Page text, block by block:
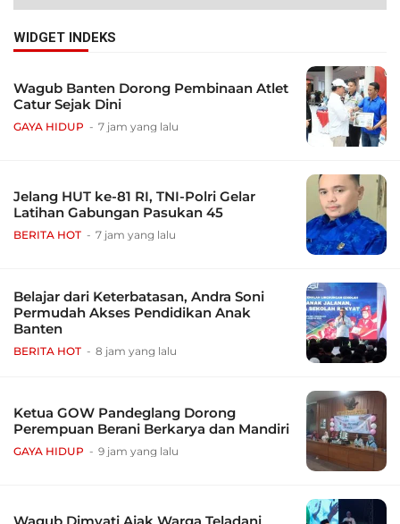
WIDGET INDEKS
Wagub Banten Dorong Pembinaan Atlet
Catur Sejak Dini
GAYA HIDUP 7 jam yang lalu
Jelang HUT ke-81 RI, TNI-Polri Gelar
Latihan Gabungan Pasukan 45
BERITA HOT 7 jam yang lalu
Belajar dari Keterbatasan, Andra Soni
Permudah Akses Pendidikan Anak
Banten
BERITA HOT 8 jam yang lalu
Ketua GOW Pandeglang Dorong
Perempuan Berani Berkarya dan Mandiri
GAYA HIDUP 9 jam yang lalu